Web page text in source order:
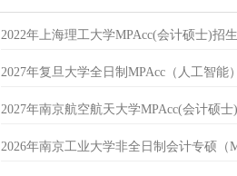
2022年上海理工大学MPAcc(会计硕士)招
2027年复旦大学全日制MPAcc（人工智能
2027年南京航空航天大学MPAcc(会计硕
2026年南京工业大学非全日制会计专硕（